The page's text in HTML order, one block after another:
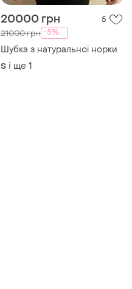
20000 грн 5
21000 грн -5%
Шубка з натуральної норки
S і ще 1